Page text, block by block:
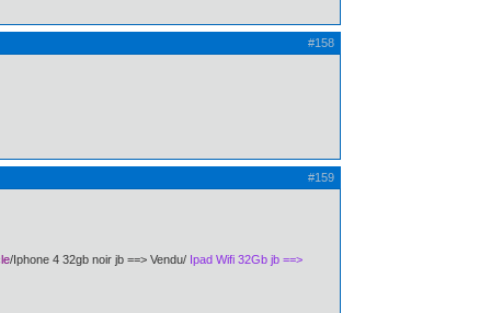
#158
#159
/Iphone 4 32gb noir jb ==> Vendu/ Ipad Wifi 32Gb jb ==>